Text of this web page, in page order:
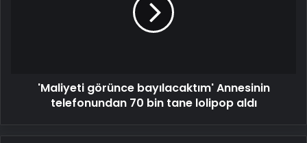
'Maliyeti görünce bayılacaktım' Annesinin
telefonundan 70 bin tane lolipop aldı